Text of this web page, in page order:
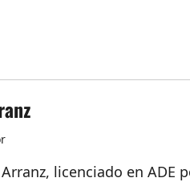
licenciado en ADE